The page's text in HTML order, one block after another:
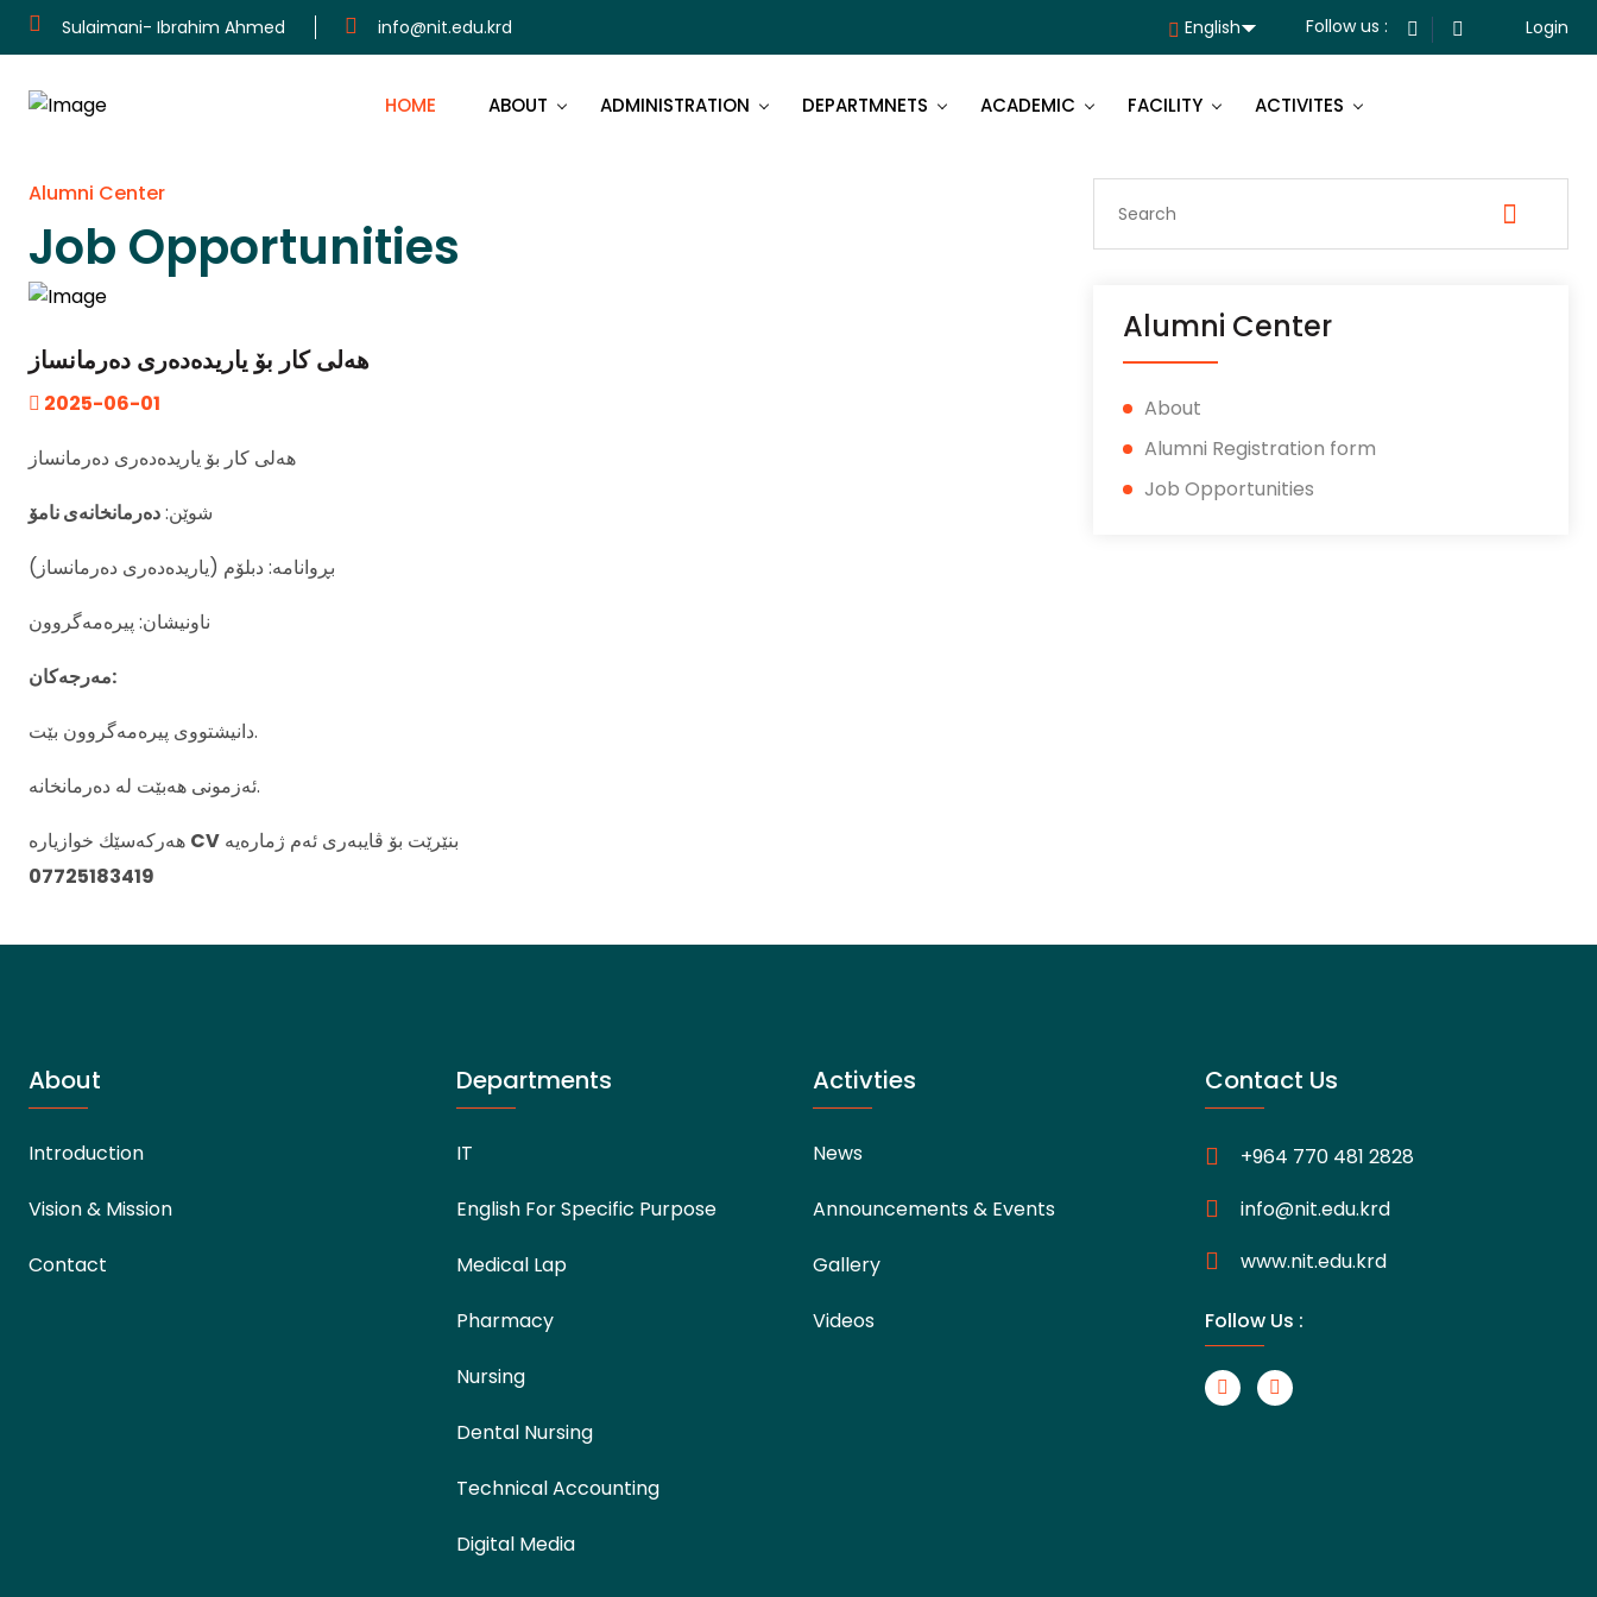
Sulaimani- Ibrahim Ahmed info@nit.edu.krd Follow us : Login
HOME ABOUT ADMINISTRATION DEPARTMNETS ACADEMIC FACILITY ACTIVITES
Alumni Center
Job Opportunities
هەلی کار بۆ یاریدەدەری دەرمانساز
2025-06-01
هەلی کار بۆ یاریدەدەری دەرمانساز
شوێن:
بڕوانامە: دبلۆم (یاریدەدەری دەرمانساز)
ناونیشان: پیرەمەگروون
مەرجەکان:
دانیشتووی پیرەمەگروون بێت.
ئەزمونی هەبێت لە دەرمانخانە.
CV بنێرێت بۆ ڤایبەری ئەم ژمارەیە
07725183419
Alumni Center
About
Alumni Registration form
Job Opportunities
About
Introduction
Vision & Mission
Contact
Departments
IT
English For Specific Purpose
Medical Lap
Pharmacy
Nursing
Dental Nursing
Technical Accounting
Digital Media
Activties
News
Announcements & Events
Gallery
Videos
Contact Us
+964 770 481 2828
info@nit.edu.krd
www.nit.edu.krd
Follow Us :